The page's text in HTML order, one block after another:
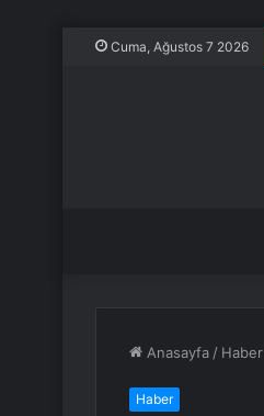
Cuma, Ağustos 7 2026
Anasayfa / Haber
Haber